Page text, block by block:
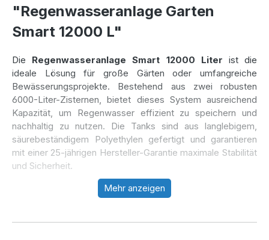
"Regenwasseranlage Garten
Smart 12000 L"
Die Regenwasseranlage Smart 12000 Liter ist die
ideale Lösung für große Gärten oder umfangreiche
Bewässerungsprojekte. Bestehend aus zwei robusten
6000-Liter-Zisternen, bietet dieses System ausreichend
Kapazität, um Regenwasser effizient zu speichern und
nachhaltig zu nutzen. Die Tanks sind aus langlebigem,
säurebeständigem Polyethylen gefertigt und garantieren
mit einer 25-jährigen Hersteller-Garantie maximale Stabilität
und Sicherheit.
verspricht
Mehr anzeigen